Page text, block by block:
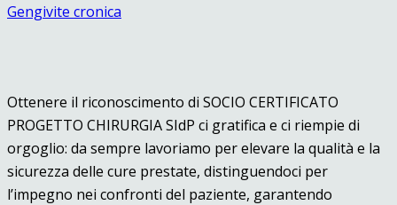
Gengivite cronica
Ottenere il riconoscimento di SOCIO CERTIFICATO
PROGETTO CHIRURGIA SIdP ci gratifica e ci riempie di
orgoglio: da sempre lavoriamo per elevare la qualità e la
sicurezza delle cure prestate, distinguendoci per
l’impegno nei confronti del paziente, garantendo